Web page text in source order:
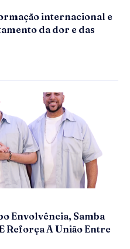
internacional e
da dor e das
Envolvência, Samba
Reforça A União Entre